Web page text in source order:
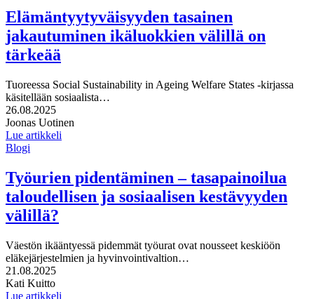
Elämäntyytyväisyyden tasainen
jakautuminen ikäluokkien välillä on
tärkeää
Tuoreessa Social Sustainability in Ageing Welfare States -kirjassa
käsitellään sosiaalista…
Julkaistu:
26.08.2025
Kirjoittajat:
Joonas Uotinen
Lue artikkeli
Blogi
Työurien pidentäminen – tasapainoilua
taloudellisen ja sosiaalisen kestävyyden
välillä?
Väestön ikääntyessä pidemmät työurat ovat nousseet keskiöön
eläkejärjestelmien ja hyvinvointivaltion…
Julkaistu:
21.08.2025
Kirjoittajat:
Kati Kuitto
Lue artikkeli